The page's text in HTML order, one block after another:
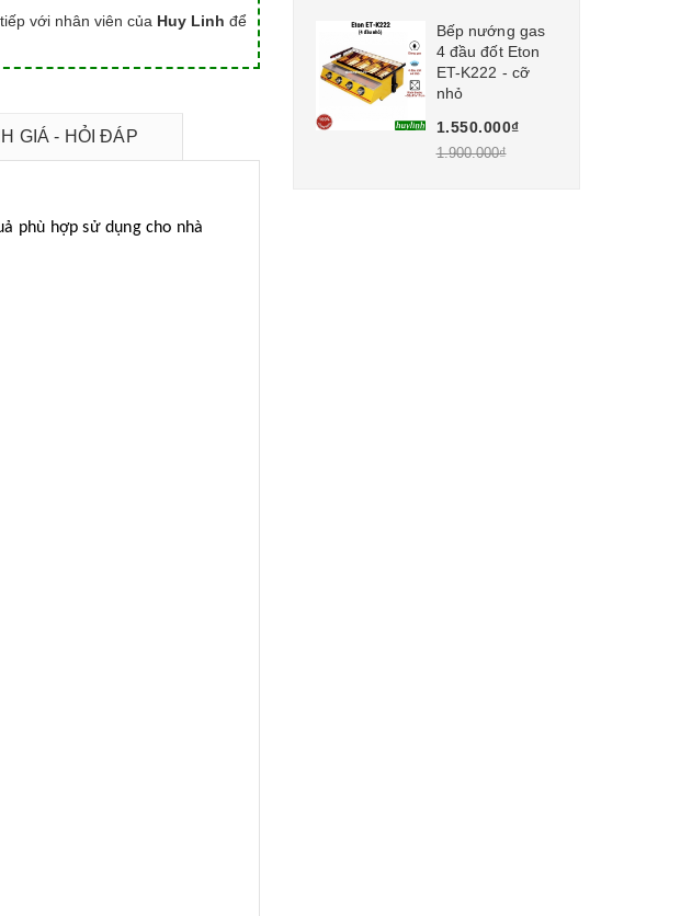
với nhân viên của Huy Linh để
GIÁ - HỎI ĐÁP
phù hợp sử dụng cho nhà
Bếp nướng gas
4 đầu đốt Eton
ET-K222 - cỡ
nhỏ
1.550.000₫
1.900.000₫